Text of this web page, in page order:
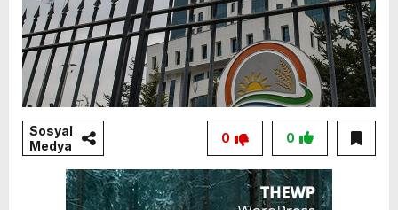
Sosyal
Medya
0
0